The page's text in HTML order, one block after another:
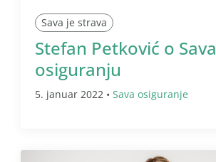
Sava je strava
Stefan Petković o Sava
osiguranju
5. januar 2022 • Sava osiguranje